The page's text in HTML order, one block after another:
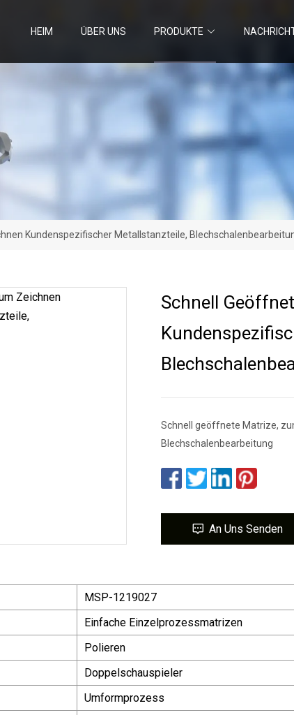
HEIM ÜBER UNS PRODUKTE
Kundenspezifischer Metallstanzteile,
Schnell
Schnell geöffnete Matrize,
Blechschalenbearbeitung
An Uns Senden
MSP-1219027
Einfache Einzelprozessmatrizen
Polieren
Doppelschauspieler
Umformprozess